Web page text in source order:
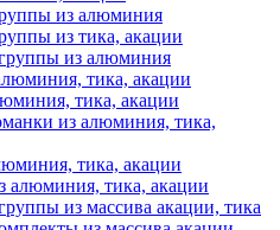
из алюминия
из тика, акации
из алюминия
тика, акации
тика, акации
из алюминия, тика,
тика, акации
алюминия, тика, акации
из массива акации, тика